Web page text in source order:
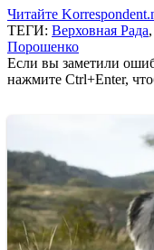
Читайте
ТЕГИ: Верховная Рада,
Порошенко
Если вы заметили
нажмите Ctrl+Enter,